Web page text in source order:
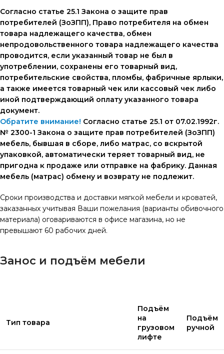
Согласно статье 25.1 Закона о защите прав
потребителей (ЗоЗПП), Право потребителя на обмен
товара надлежащего качества, обмен
непродовольственного товара надлежащего качества
проводится, если указанный товар не был в
употреблении, сохранены его товарный вид,
потребительские свойства, пломбы, фабричные ярлыки,
а также имеется товарный чек или кассовый чек либо
иной подтверждающий оплату указанного товара
документ.
Обратите внимание! Согласно статье 25.1 от 07.02.1992г.
№ 2300-1 Закона о защите прав потребителей (ЗоЗПП)
мебель, бывшая в сборе, либо матрас, со вскрытой
упаковкой, автоматически теряет товарный вид, не
пригодна к продаже или отправке на фабрику. Данная
мебель (матрас) обмену и возврату не подлежит.
Сроки производства и доставки мягкой мебели и кроватей,
заказанных учитывая Ваши пожелания (варианты обивочного
материала) оговариваются в офисе магазина, но не
превышают 60 рабочих дней.
Занос и подъём мебели
Тип товара
Подъём
на
грузовом
лифте
Подъём
ручной